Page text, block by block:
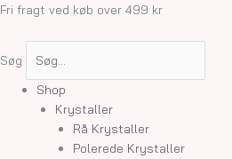
Gå
Fri fragt ved køb over 499 kr
Søg
Shop
Krystaller
Rå Krystaller
Polerede Krystaller
Rosenkvarts